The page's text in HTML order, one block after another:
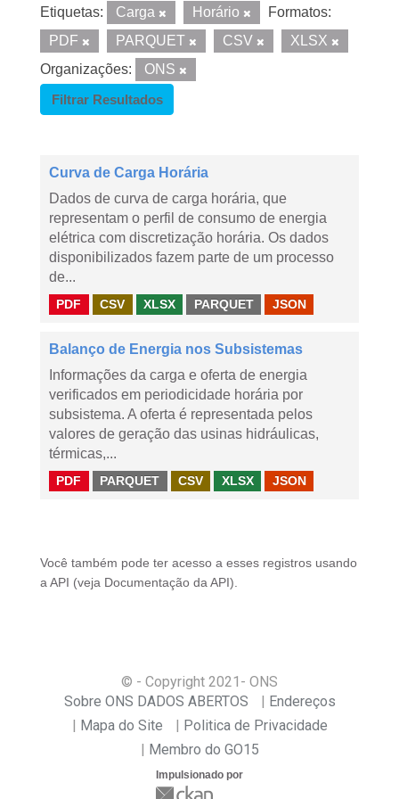
Etiquetas: Carga Horário
Formatos:
PDF
PARQUET CSV
XLSX
Organizações:
ONS
Filtrar Resultados
Curva de Carga Horária
Dados de curva de carga horária, que
representam o perfil de consumo de energia
elétrica com discretização horária. Os dados
disponibilizados fazem parte de um processo
de...
PDF CSV XLSX PARQUET JSON
Balanço de Energia nos Subsistemas
Informações da carga e oferta de energia
verificados em periodicidade horária por
subsistema. A oferta é representada pelos
valores de geração das usinas hidráulicas,
térmicas,...
PDF PARQUET CSV XLSX JSON
Você também pode ter acesso a esses registros usando
a API (veja Documentação da API ).
© - Copyright 2021 - ONS
Sobre ONS DADOS ABERTOS
Endereços
Mapa do Site
Politica de Privacidade
Membro do GO15
Impulsionado por